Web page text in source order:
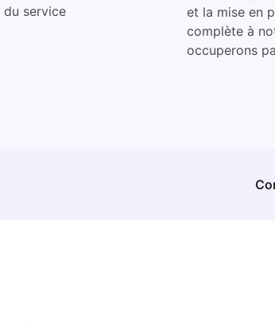
du service
et la mise en
complète à
occuperons